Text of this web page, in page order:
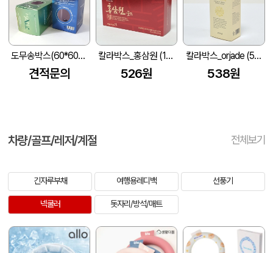
도무송박스(60*60*80)
견적문의
칼라박스_홍삼원 (165X100X45mm)
526원
칼라박스_orjade (50*35*125mm)
538원
차량/골프/레저/계절 전체보기
긴자루부채 여행용레디백 선풍기
넥쿨러 돗자리/방석/매트